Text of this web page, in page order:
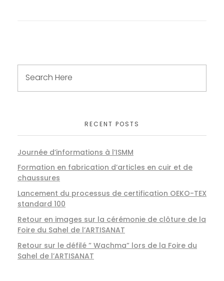
RECENT POSTS
Journée d’informations à l’ISMM
Formation en fabrication d’articles en cuir et de
chaussures
Lancement du processus de certification OEKO-TEX
standard 100
Retour en images sur la cérémonie de clôture de la
Foire du Sahel de l’ARTISANAT
Retour sur le défilé ” Wachma” lors de la Foire du
Sahel de l’ARTISANAT